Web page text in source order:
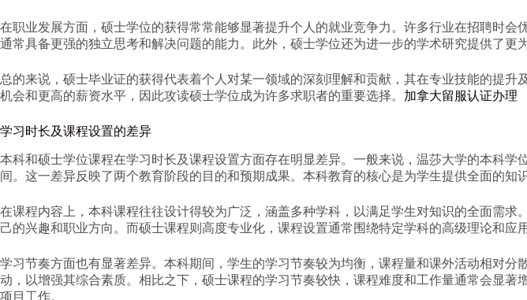
在职业发展方面，硕士学位的获得常常能够显著提升个人的就业竞争力。许多行业在招聘时
通常具备更强的独立思考和解决问题的能力。此外，硕士学位还为进一步的学术研究提供了更
总的来说，硕士毕业证的获得代表着个人对某一领域的深刻理解和贡献，其在专业技能的提
机会和更高的薪资水平，因此攻读硕士学位成为许多求职者的重要选择。 加拿大留服认证办理
学习时长及课程设置的差异
本科和硕士学位课程在学习时长及课程设置方面存在明显差异。一般来说，温莎大学的本科
间。这一差异反映了两个教育阶段的目的和预期成果。本科教育的核心是为学生提供全面的知
在课程内容上，本科课程往往设计得较为广泛，涵盖多种学科，以满足学生对知识的全面需
己的兴趣和职业方向。而硕士课程则高度专业化，课程设置通常围绕特定学科的高级理论和应
学习节奏方面也有显著差异。本科期间，学生的学习节奏较为均衡，课程量和课外活动相对
动，以增强其综合素质。相比之下，硕士课程的学习节奏较快，课程难度和工作量通常会显
项目工作。